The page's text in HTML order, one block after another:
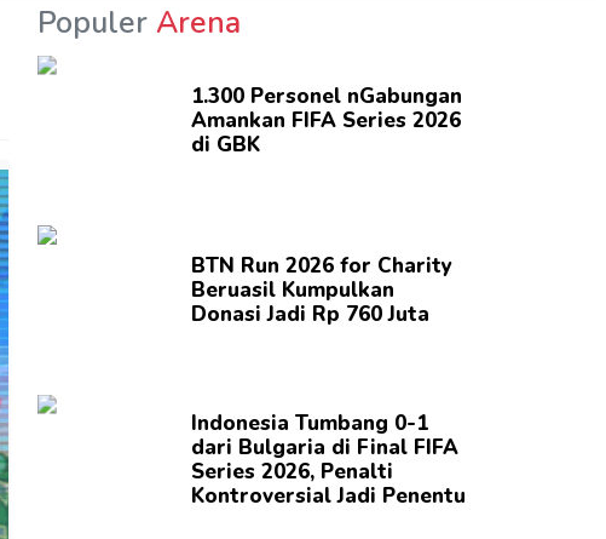
Populer Arena
1.300 Personel nGabungan
Amankan FIFA Series 2026
di GBK
BTN Run 2026 for Charity
Beruasil Kumpulkan
Donasi Jadi Rp 760 Juta
Indonesia Tumbang 0-1
dari Bulgaria di Final FIFA
Series 2026, Penalti
Kontroversial Jadi Penentu